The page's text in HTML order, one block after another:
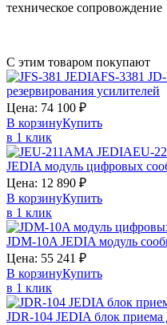
техническое сопровождение
С этим товаром покупают
FS-3381
резервирования усилителей
Цена: 74 100 ₽
В корзинуКупить
в 1 клик
EU-
JEDIA модуль цифровых
Цена: 12 890 ₽
В корзинуКупить
в 1 клик
JDM-10A JEDIA модуль
Цена: 55 241 ₽
В корзинуКупить
в 1 клик
JDR-104 JEDIA блок